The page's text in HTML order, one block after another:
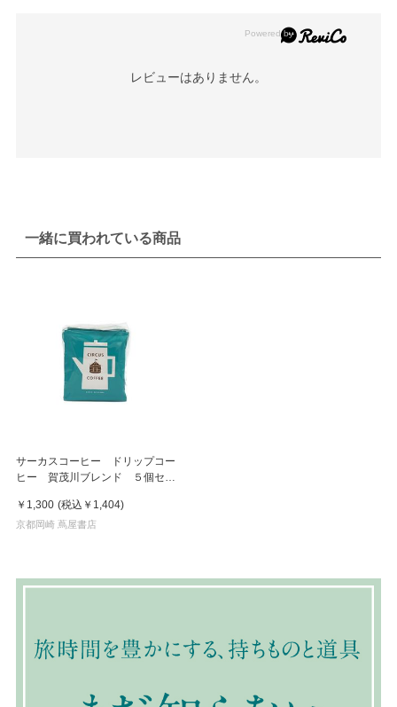
レビューはありません。
一緒に買われている商品
サーカスコーヒー ドリップコー
ヒー 賀茂川ブレンド ５個セッ
￥1,300 (税込 ￥1,404)
京都岡崎 蔦屋書店